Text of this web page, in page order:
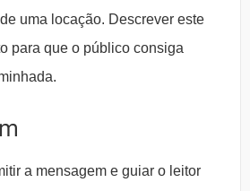
uma locação. Descrever este
para que o público consiga
a mensagem e guiar o leitor